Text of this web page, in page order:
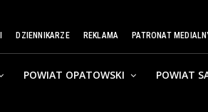
DZIENNIKARZE REKLAMA PATRONAT
POWIAT OPATOWSKI POWIAT